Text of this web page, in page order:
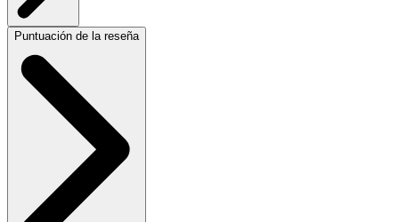
Puntuación de la reseña